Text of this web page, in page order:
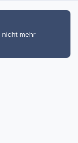
nicht mehr